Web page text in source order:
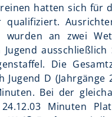
hatten sich für
qualifiziert.
wurden an zwei
Die
D (Jahrgänge
Bei der
Minuten